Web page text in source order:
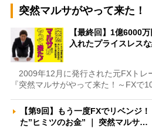
突然マルサがやって来た！
【最終回】1億6000
入れたプライスレス
2009年12月に発行された元FXトレ
『突然マルサがやって来た！～FXで
【第9回】もう一度FXでリベンジ
た”ヒミツのお金” ｜ 突然マルサ…